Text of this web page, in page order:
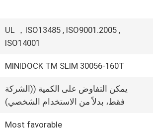
UL ，ISO13485 , ISO9001.2005 ,
ISO14001
MINIDOCK TM SLIM 30056-160T
يمكن التفاوض على الكمية ((الشركة
فقط، بدلاً من الاستخدام الشخصي)
Most favorable